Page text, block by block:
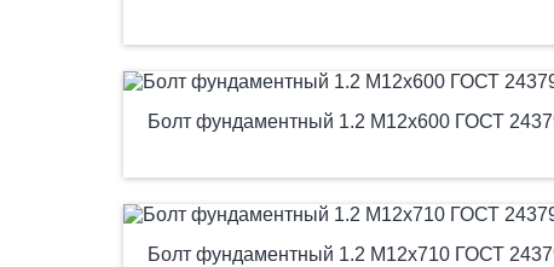
Болт фундаментный 1.2 М12х600 ГОСТ
Болт фундаментный 1.2 М12х710 ГОСТ